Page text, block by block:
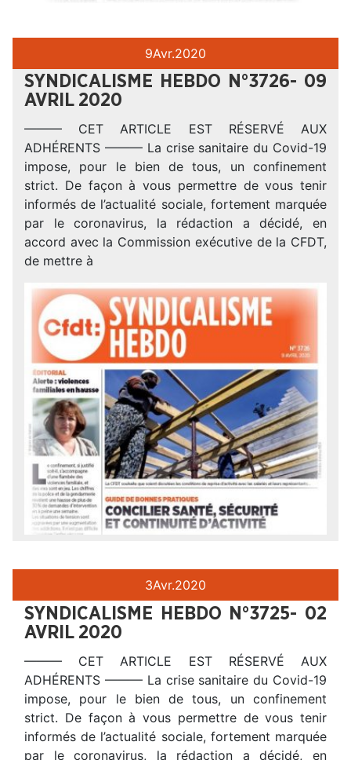
9Avr.2020
SYNDICALISME HEBDO N°3726- 09
AVRIL 2020
——— CET ARTICLE EST RÉSERVÉ AUX
ADHÉRENTS ——— La crise sanitaire du Covid-19
impose, pour le bien de tous, un confinement
strict. De façon à vous permettre de vous tenir
informés de l’actualité sociale, fortement marquée
par le coronavirus, la rédaction a décidé, en
accord avec la Commission exécutive de la CFDT,
de mettre à
3Avr.2020
SYNDICALISME HEBDO N°3725- 02
AVRIL 2020
——— CET ARTICLE EST RÉSERVÉ AUX
ADHÉRENTS ——— La crise sanitaire du Covid-19
impose, pour le bien de tous, un confinement
strict. De façon à vous permettre de vous tenir
informés de l’actualité sociale, fortement marquée
par le coronavirus, la rédaction a décidé, en